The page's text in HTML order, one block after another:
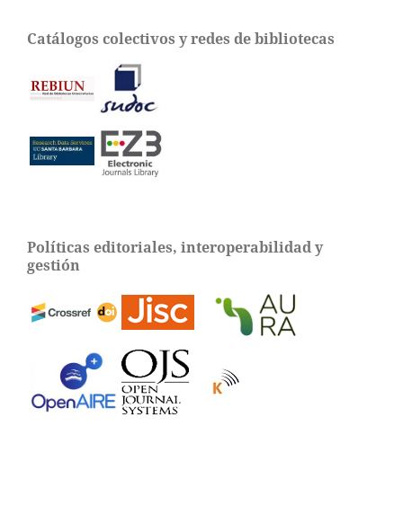
Catálogos colectivos y redes de bibliotecas
Políticas editoriales, interoperabilidad y
gestión